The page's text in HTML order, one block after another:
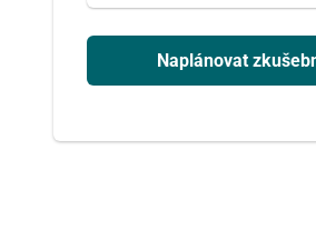
Naplánovat